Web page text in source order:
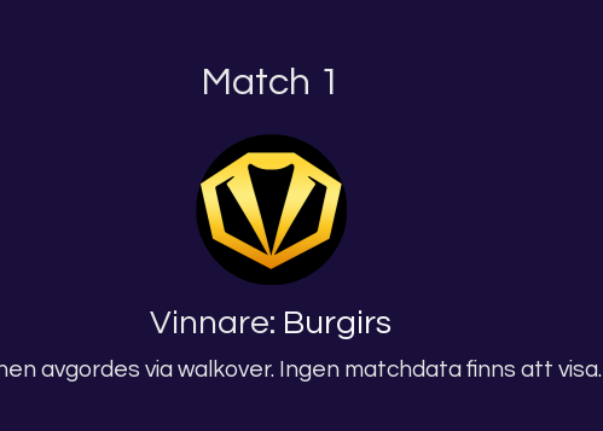
Match 1
Vinnare: Burgirs
avgordes via walkover. Ingen matchdata finns att visa.